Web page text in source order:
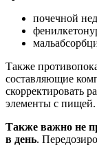
почечной
Также
составляющие
скорректировать
элементы с пищей.
Также важно не
в день.